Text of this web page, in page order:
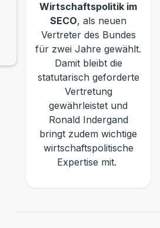
Wirtschaftspolitik im
SECO, als neuen
Vertreter des Bundes
für zwei Jahre gewählt.
Damit bleibt die
statutarisch geforderte
Vertretung
gewährleistet und
Ronald Indergand
bringt zudem wichtige
wirtschaftspolitische
Expertise mit.